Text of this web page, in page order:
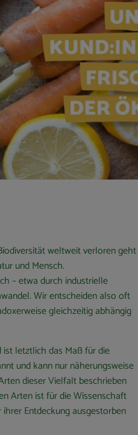
weltweit verloren geht
und Mensch.
– etwa durch industrielle
Wir entscheiden also oft
gleichzeitig abhängig
letztlich das Maß für die
und kann nur näherungsweise
dieser Vielfalt beschrieben
Arten ist für die Wissenschaft
Entdeckung ausgestorben